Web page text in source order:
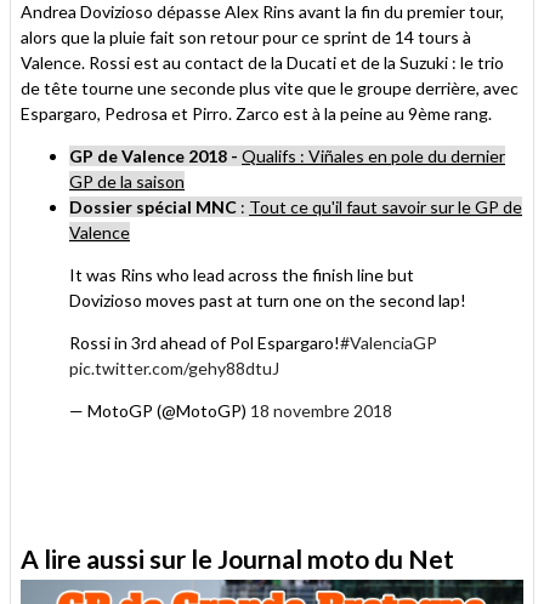
Andrea Dovizioso dépasse Alex Rins avant la fin du premier tour,
alors que la pluie fait son retour pour ce sprint de 14 tours à
Valence. Rossi est au contact de la Ducati et de la Suzuki : le trio
de tête tourne une seconde plus vite que le groupe derrière, avec
Espargaro, Pedrosa et Pirro. Zarco est à la peine au 9ème rang.
GP de Valence 2018 - Qualifs : Viñales en pole du dernier
GP de la saison
Dossier spécial MNC : Tout ce qu'il faut savoir sur le GP de
Valence
It was Rins who lead across the finish line but
Dovizioso moves past at turn one on the second lap!
Rossi in 3rd ahead of Pol Espargaro!#ValenciaGP
pic.twitter.com/gehy88dtuJ
— MotoGP (@MotoGP) 18 novembre 2018
A lire aussi sur le Journal moto du Net